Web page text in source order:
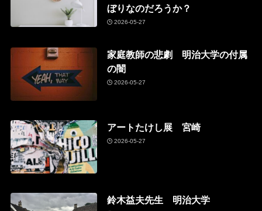
ぼりなのだろうか？
2026-05-27
家庭教師の悲劇 明治大学の付属
の闇
2026-05-27
アートたけし展 宮崎
2026-05-27
鈴木益夫先生 明治大学